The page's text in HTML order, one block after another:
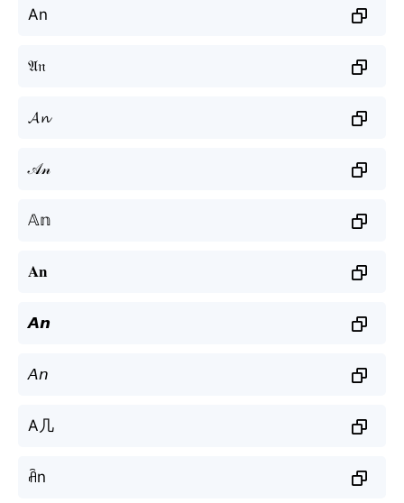
An
𝔄𝔫
𝓐𝓷
𝒜𝓃
𝔸𝕟
𝐀𝐧
𝘼𝙣
𝘈𝘯
A几
ꋫn